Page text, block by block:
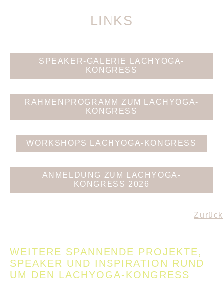
LINKS
SPEAKER-GALERIE LACHYOGA-
KONGRESS
RAHMENPROGRAMM ZUM LACHYOGA-
KONGRESS
WORKSHOPS LACHYOGA-KONGRESS
ANMELDUNG ZUM LACHYOGA-
KONGRESS 2026
Zurück
WEITERE SPANNENDE PROJEKTE,
SPEAKER UND INSPIRATION RUND
UM DEN LACHYOGA-KONGRESS